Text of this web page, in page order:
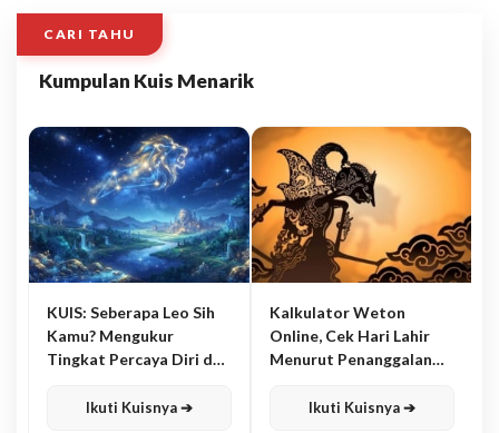
CARI TAHU
Kumpulan Kuis Menarik
KUIS: Seberapa Leo Sih
Kamu? Mengukur
Tingkat Percaya Diri dan
Ikuti Kuisnya ➔
Kalkulator Weton
Online, Cek Hari Lahir
Menurut Penanggalan
Ikuti Kuisnya ➔